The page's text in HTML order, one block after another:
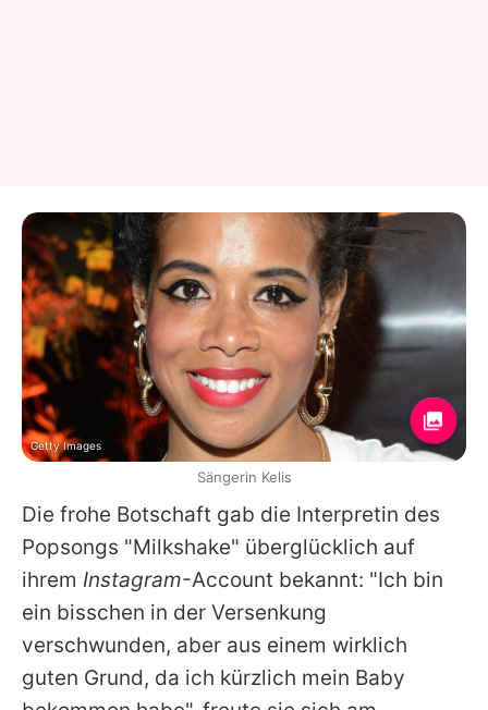
Die frohe Botschaft gab die Interpretin des
Popsongs "Milkshake" überglücklich auf
ihrem Instagram-Account bekannt: "Ich bin
ein bisschen in der Versenkung
verschwunden, aber aus einem wirklich
guten Grund, da ich kürzlich mein Baby
Getty Images
Sängerin Kelis